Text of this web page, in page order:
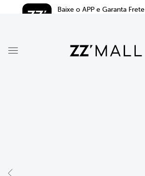
Baixe o APP e Garanta Frete